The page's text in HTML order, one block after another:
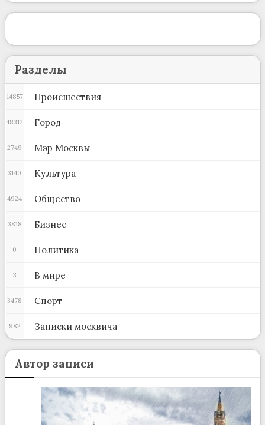
Разделы
Происшествия
14857
Город
48312
Мэр Москвы
2749
Культура
3140
Общество
4924
Бизнес
3818
Политика
0
В мире
3
Спорт
3478
Записки москвича
982
Автор записи